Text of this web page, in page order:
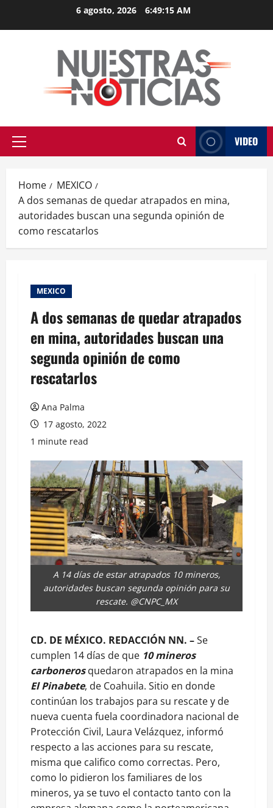
6 agosto, 2026 6:49:15 AM
Primary
VIDEO
Home
MEXICO
A dos semanas de quedar atrapados en mina,
autoridades buscan una segunda opinión de
como rescatarlos
MEXICO
A dos semanas de quedar atrapados
en mina, autoridades buscan una
segunda opinión de como
rescatarlos
Ana Palma
17 agosto, 2022
1 minute read
A 14 días de estar atrapados 10 mineros,
autoridades buscan segunda opinión para su
rescate. @CNPC_MX
CD. DE MÉXICO. REDACCIÓN NN. –Se
cumplen 14 días de que 10 mineros
carbonerosquedaron atrapados en la mina
El Pinabete, de Coahuila. Sitio en donde
continúan los trabajos para su rescate y de
nueva cuenta fuela coordinadora nacional de
Protección Civil, Laura Velázquez, informó
respecto a las acciones para su rescate,
misma que califico como correctas. Pero,
como lo pidieron los familiares de los
mineros, ya se tuvo el contacto tanto con la